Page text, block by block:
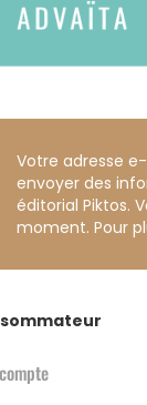
Votre adresse
envoyer des
éditorial Piktos.
moment. Pour